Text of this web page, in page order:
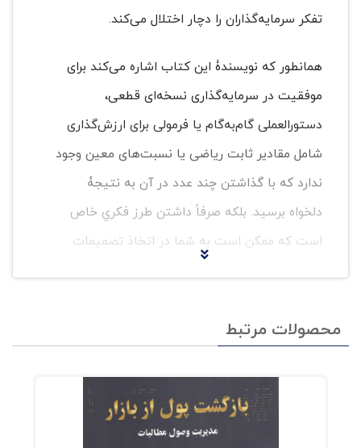
تفکر سرمایه‌گذاران را دچار اختلال می‌کند.
همانطور که نویسندۀ‌ این کتاب اشاره می‌کند برای
موفقیت در سرمایه‌گذاری نسخه‌ای قطعی،
دستورالعملی گام‌به‌گام یا فرمولی برای ارزش‌گذاری
شامل مقادیر ثابت ریاضی یا نسبت‌های معین وجود
ندارد که با گذاشتن چند عدد در آن به نتیجۀ
دلخواه برسید. بلکه صرفاً داشتن طرز فکري خاص
است که ممکن است به شما در اتخاذ تصمیمات
خود کرده است. برای همین او تلاش می‌کند تا در
سرمایه‌گذاری را با شما به اشتراک بگذارد.
کتاب «مهم‌ترین مسائل یک سرمایه‌گذار» بر مبنای
محصولات مرتبط